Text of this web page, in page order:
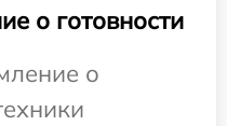
о готовности
о